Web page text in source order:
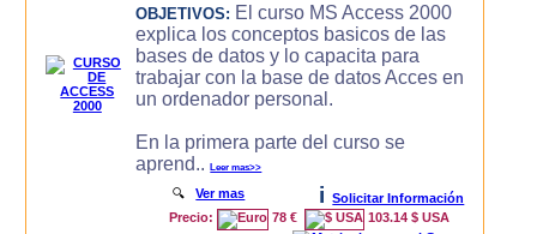
OBJETIVOS: El curso MS Access 2000
explica los conceptos basicos de las
bases de datos y lo capacita para
trabajar con la base de datos Acces en
un ordenador personal.
En la primera parte del curso se
aprend..Leer mas>>
🔍Ver mas i
Solicitar Información
Precio:
78 € 103.14 $ USA